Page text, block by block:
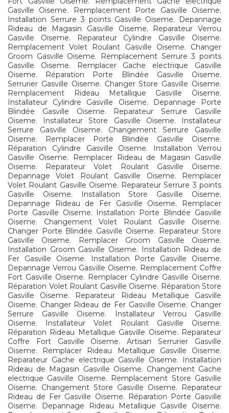
Gasville Oiseme. Remplacement Porte Gasville Oiseme.
Installation Serrure 3 points Gasville Oiseme. Depannage
Rideau de Magasin Gasville Oiseme. Reparateur Verrou
Gasville Oiseme. Reparateur Cylindre Gasville Oiseme.
Remplacement Volet Roulant Gasville Oiseme. Changer
Groom Gasville Oiseme. Remplacement Serrure 3 points
Gasville Oiseme. Remplacer Gache electrique Gasville
Oiseme. Réparation Porte Blindée Gasville Oiseme.
Serrurier Gasville Oiseme. Changer Store Gasville Oiseme.
Remplacement Rideau Metallique Gasville Oiseme.
Installateur Cylindre Gasville Oiseme. Depannage Porte
Blindée Gasville Oiseme. Reparateur Serrure Gasville
Oiseme. Installateur Store Gasville Oiseme. Installateur
Serrure Gasville Oiseme. Changement Serrure Gasville
Oiseme. Remplacer Porte Blindée Gasville Oiseme.
Réparation Cylindre Gasville Oiseme. Installation Verrou
Gasville Oiseme. Remplacer Rideau de Magasin Gasville
Oiseme. Reparateur Volet Roulant Gasville Oiseme.
Depannage Volet Roulant Gasville Oiseme. Remplacer
Volet Roulant Gasville Oiseme. Reparateur Serrure 3 points
Gasville Oiseme. Installation Store Gasville Oiseme.
Depannage Rideau de Fer Gasville Oiseme. Remplacer
Porte Gasville Oiseme. Installation Porte Blindée Gasville
Oiseme. Changement Volet Roulant Gasville Oiseme.
Changer Porte Blindée Gasville Oiseme. Reparateur Store
Gasville Oiseme. Remplacer Groom Gasville Oiseme.
Installation Groom Gasville Oiseme. Installation Rideau de
Fer Gasville Oiseme. Installation Porte Gasville Oiseme.
Depannage Verrou Gasville Oiseme. Remplacement Coffre
Fort Gasville Oiseme. Remplacer Cylindre Gasville Oiseme.
Réparation Volet Roulant Gasville Oiseme. Réparation Store
Gasville Oiseme. Reparateur Rideau Metallique Gasville
Oiseme. Changer Rideau de Fer Gasville Oiseme. Changer
Serrure Gasville Oiseme. Installateur Verrou Gasville
Oiseme. Installateur Volet Roulant Gasville Oiseme.
Réparation Rideau Metallique Gasville Oiseme. Reparateur
Coffre Fort Gasville Oiseme. Artisan Serrurier Gasville
Oiseme. Remplacer Rideau Metallique Gasville Oiseme.
Reparateur Gache electrique Gasville Oiseme. Installation
Rideau de Magasin Gasville Oiseme. Changement Gache
electrique Gasville Oiseme. Remplacement Store Gasville
Oiseme. Changement Store Gasville Oiseme. Reparateur
Rideau de Fer Gasville Oiseme. Réparation Porte Gasville
Oiseme. Depannage Rideau Metallique Gasville Oiseme.